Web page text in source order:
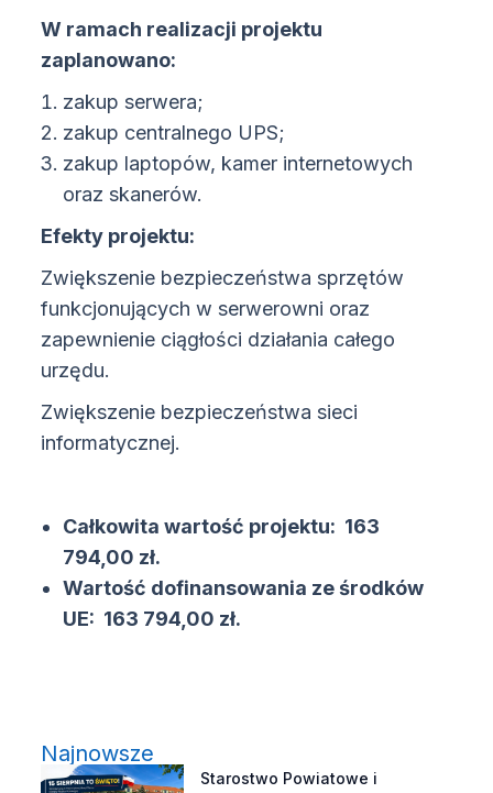
W ramach realizacji projektu
zaplanowano:
zakup serwera;
zakup centralnego UPS;
zakup laptopów, kamer internetowych
oraz skanerów.
Efekty projektu:
Zwiększenie bezpieczeństwa sprzętów
funkcjonujących w serwerowni oraz
zapewnienie ciągłości działania całego
urzędu.
Zwiększenie bezpieczeństwa sieci
informatycznej.
Całkowita wartość projektu: 163
794,00 zł.
Wartość dofinansowania ze środków
UE: 163 794,00 zł.
Najnowsze
Starostwo Powiatowe i